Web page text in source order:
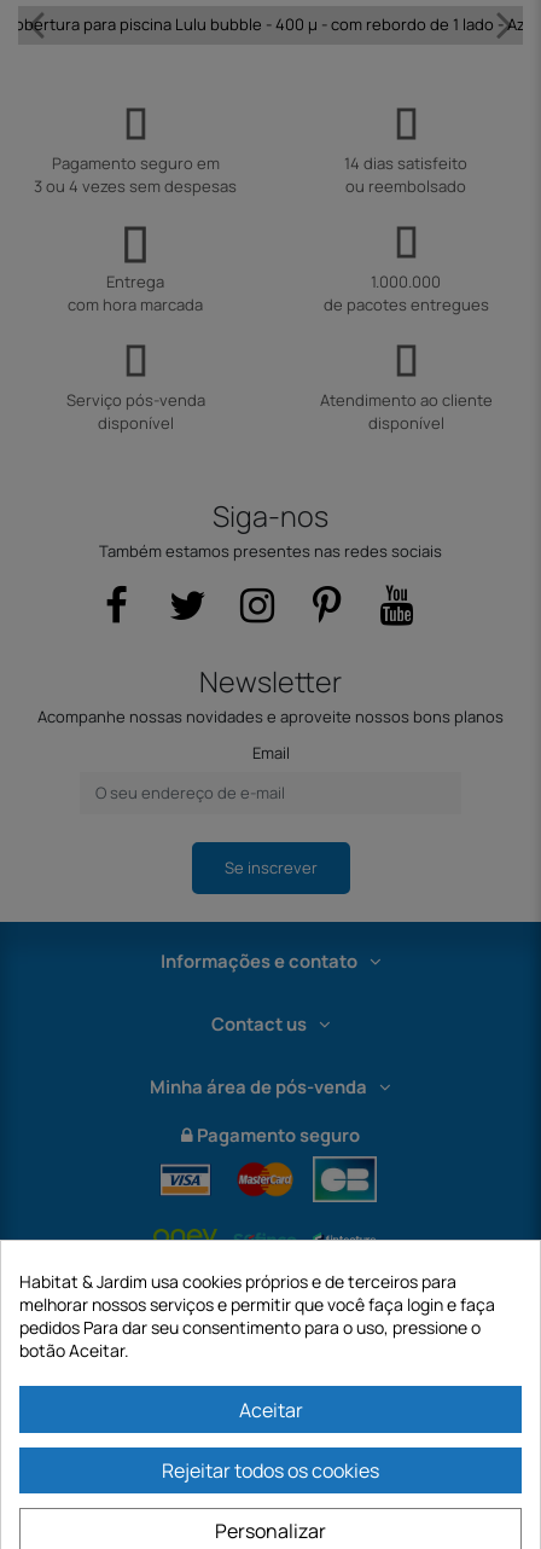
Cobertura para piscina Lulu bubble - 400 µ - com rebordo de 1 lado - Azul
Pagamento seguro em
3 ou 4 vezes sem despesas
14 dias satisfeito
ou reembolsado
Entrega
com hora marcada
1.000.000
de pacotes entregues
Serviço pós-venda
disponível
Atendimento ao cliente
disponível
Siga-nos
Também estamos presentes nas redes sociais
Newsletter
Acompanhe nossas novidades e aproveite nossos bons planos
Email
Se inscrever
Informações e contato
Contact us
Minha área de pós-venda
Pagamento seguro
https://www.habitatejardim.pt é um site da empresa GECODIS SA com um
capital de 187.203,29€, 32 Rue de Paradis - PARIS 75010 (FRANÇA). A
GECODIS.SA criada em 11/04/1998 é uma subsidiária da ODAYA ​​​​​​HOLDING com
Habitat & Jardim usa cookies próprios e de terceiros para
melhorar nossos serviços e permitir que você faça login e faça
pedidos Para dar seu consentimento para o uso, pressione o
botão Aceitar.
Aceitar
Rejeitar todos os cookies
Personalizar